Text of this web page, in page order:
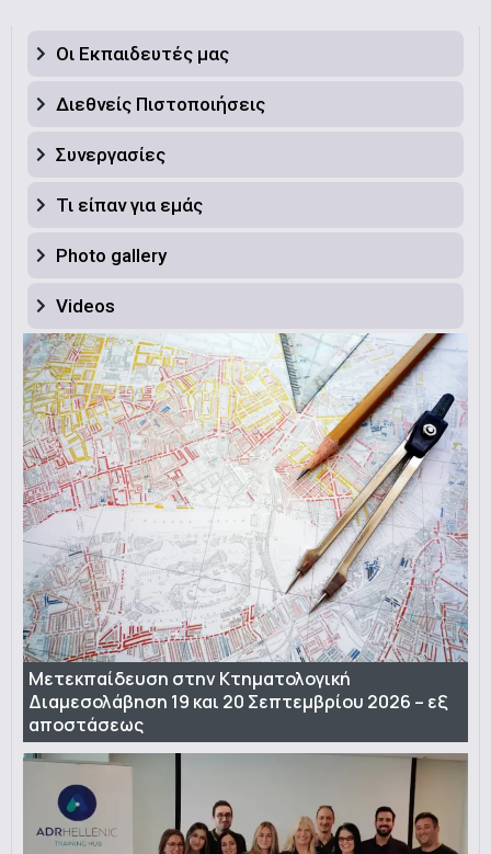
Οι Εκπαιδευτές μας
Διεθνείς Πιστοποιήσεις
Συνεργασίες
Τι είπαν για εμάς
Photo gallery
Videos
Μετεκπαίδευση στην Κτηματολογική
Διαμεσολάβηση 19 και 20 Σεπτεμβρίου 2026 – εξ
αποστάσεως